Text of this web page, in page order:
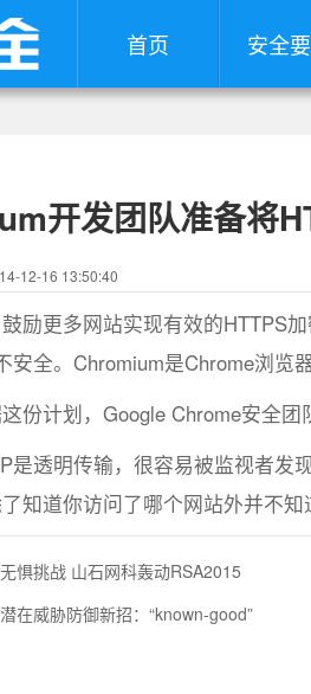
首页 安全
开发团队准备将
12-16 13:50:40
更多网站实现有效的HTTPS加
安全。Chromium是Chrome浏览
计划，Google Chrome安全团
透明传输，很容易被监视者发现
知道你访问了哪个网站外并不知
惧挑战 山石网科轰动RSA2015
在威胁防御新招：“known-good”